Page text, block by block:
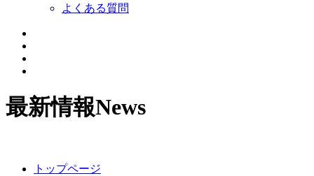
よくある質問
最新情報News
トップページ